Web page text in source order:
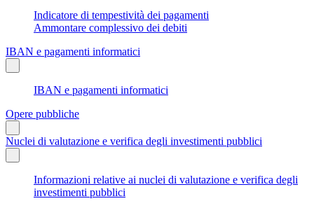
Indicatore di tempestività dei pagamenti
Ammontare complessivo dei debiti
IBAN e pagamenti informatici
IBAN e pagamenti informatici
Opere pubbliche
Nuclei di valutazione e verifica degli investimenti pubblici
Informazioni relative ai nuclei di valutazione e verifica degli
investimenti pubblici